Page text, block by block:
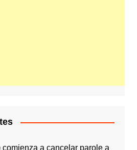
a cancelar parole a